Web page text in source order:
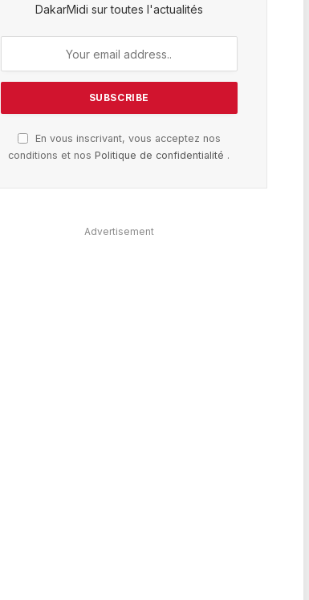
DakarMidi sur toutes l'actualités
En vous inscrivant, vous acceptez nos
conditions et nosPolitique de confidentialité .
Advertisement